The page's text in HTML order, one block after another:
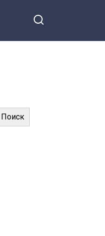
Поиск